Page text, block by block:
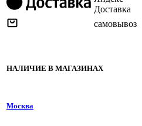
Доставка
самовывоз
НАЛИЧИЕ В МАГАЗИНАХ
Москва